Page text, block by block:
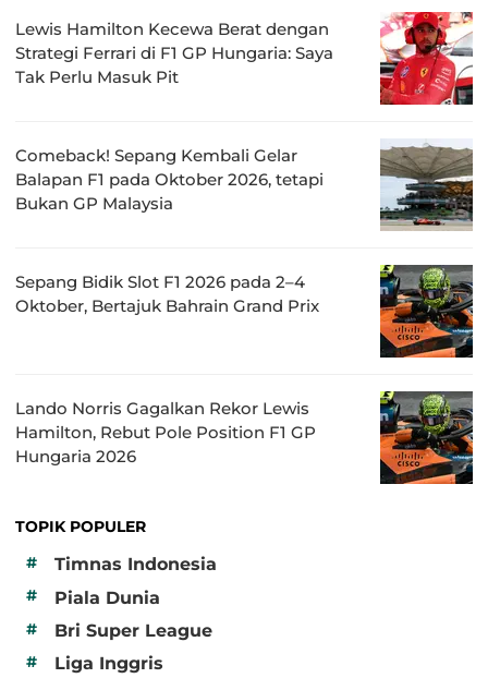
Lewis Hamilton Kecewa Berat dengan
Strategi Ferrari di F1 GP Hungaria: Saya
Tak Perlu Masuk Pit
Comeback! Sepang Kembali Gelar
Balapan F1 pada Oktober 2026, tetapi
Bukan GP Malaysia
Sepang Bidik Slot F1 2026 pada 2–4
Oktober, Bertajuk Bahrain Grand Prix
Lando Norris Gagalkan Rekor Lewis
Hamilton, Rebut Pole Position F1 GP
Hungaria 2026
TOPIK POPULER
#
Timnas Indonesia
# Piala Dunia
# Bri Super League
# Liga Inggris